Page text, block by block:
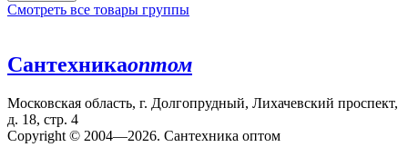
Смотреть все товары группы
Сантехникаоптом
Московская область, г. Долгопрудный, Лихачевский проспект,
д. 18, стр. 4
Copyright © 2004—2026. Сантехника оптом